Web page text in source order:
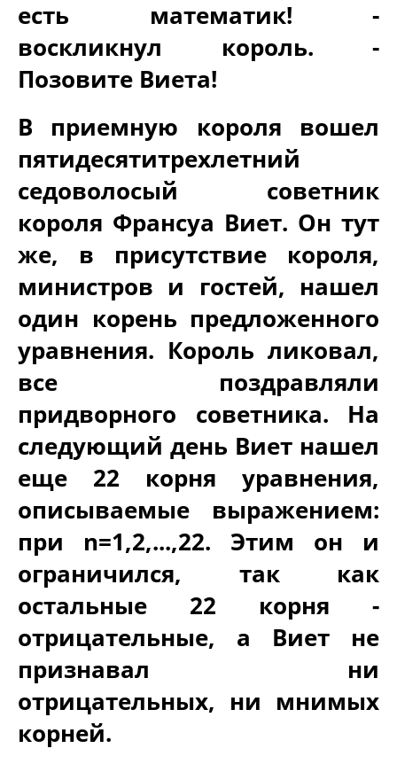
есть математик! -
воскликнул король. -
Позовите Виета!
В приемную короля вошел
пятидесятитрехлетний
седоволосый советник
короля Франсуа Виет. Он тут
же, в присутствие короля,
министров и гостей, нашел
один корень предложенного
уравнения. Король ликовал,
все поздравляли
придворного советника. На
следующий день Виет нашел
еще 22 корня уравнения,
описываемые выражением:
при n=1,2,...,22. Этим он и
ограничился, так как
остальные 22 корня -
отрицательные, а Виет не
признавал ни
отрицательных, ни мнимых
корней.